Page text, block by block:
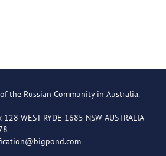
the Russian Community in Australia.
WEST RYDE 1685 NSW AUSTRALIA